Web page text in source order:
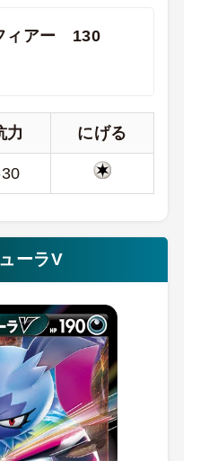
アー 130
力 にげる
ーラV